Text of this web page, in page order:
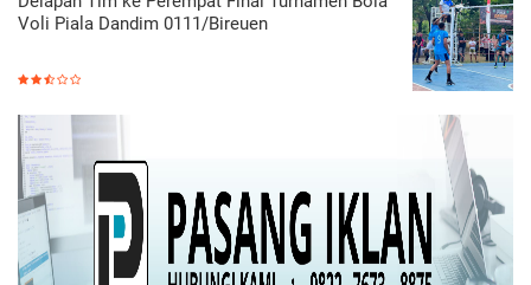
Voli Piala Dandim 0111/Bireuen